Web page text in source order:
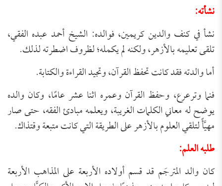
نشأته:
نشأ في كنف والدين كريمين، فوالده: الشيخ أحمد عبده الفقي،
تلقى تعليمه بالأزهر، ولكنه لم يكمله؛ لظروف اضطرته لذلك.
أما والدته فقد كانت تحفظ القرآن، وتجيد القراءة والكتابة.
فنما وترعرع، وحفظ القرآن وعمره اثنا عشر عامًا، وكان والده
يوضح له معاني الكلمات الغريبة، ويعلمه مبادئ الفقه، حتى صار
مهيَّأً لتلقي العلوم بالأزهر على الطريقة التي كانت متبعة وقتذاك.
طلبه العلم:
كان والد المترجَم قد قسم أولاده الأربعة على المذاهب الأربعة